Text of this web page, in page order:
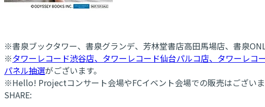
※書泉ブックタワー、書泉グランデ、芳林堂書店高田馬場店、書泉
※タワーレコード渋谷店、タワーレコード仙台パルコ店、タワーレ
パネル抽選がございます。
※Hello! Projectコンサート会場やFCイベント会場での販売はございま
SHARE: